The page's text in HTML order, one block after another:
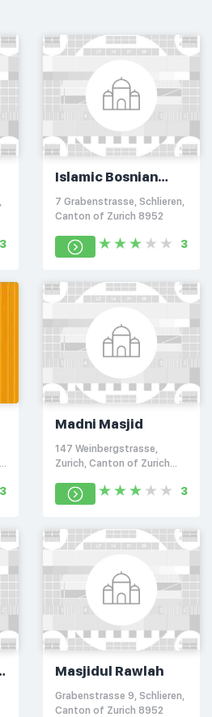
3
Islamic Bosnian
Center
7 Grabenstrasse, Schlieren,
Canton of Zurich 8952
3
3
Madni Masjid
147 Weinbergstrasse,
Zurich, Canton of Zurich
3
Masjidul Rawlah
Grabenstrasse 9, Schlieren,
Canton of Zurich 8952